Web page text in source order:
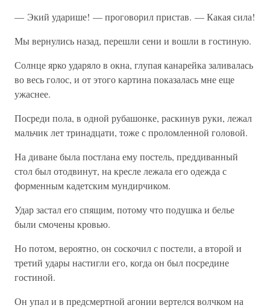
— Экий ударише! — проговорил пристав. — Какая сила!
Мы вернулись назад, перешли сени и вошли в гостиную.
Солнце ярко ударяло в окна, глупая канарейка заливалась
во весь голос, и от этого картина показалась мне еще
ужаснее.
Посреди пола, в одной рубашонке, раскинув руки, лежал
мальчик лет тринадцати, тоже с проломленной головой.
На диване была постлана ему постель, преддиванный
стол был отодвинут, на кресле лежала его одежда с
форменным кадетским мундирчиком.
Удар застал его спящим, потому что подушка и белье
были смочены кровью.
Но потом, вероятно, он соскочил с постели, а второй и
третий удары настигли его, когда он был посредине
гостиной.
Он упал и в предсмертной агонии вертелся волчком на